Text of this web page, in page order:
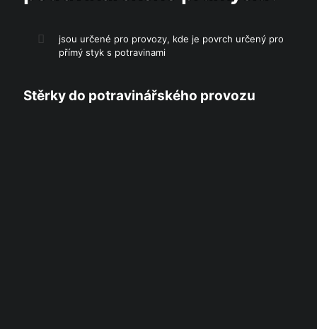
jsou určené pro provozy, kde je povrch určený pro
přímý styk s potravinami
Stěrky do potravinářského provozu